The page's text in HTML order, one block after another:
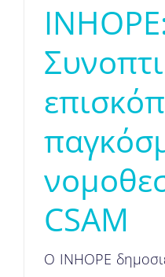
CSAM
O INHOPE